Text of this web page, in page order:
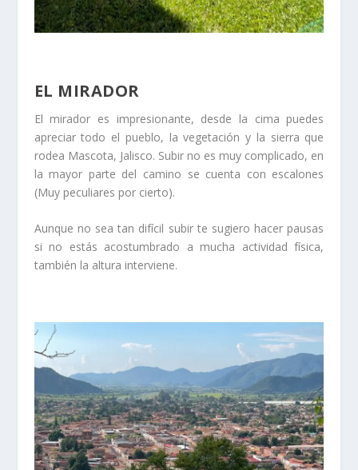
EL MIRADOR
El mirador es impresionante, desde la cima puedes
apreciar todo el pueblo, la vegetación y la sierra que
rodea Mascota, Jalisco. Subir no es muy complicado, en
la mayor parte del camino se cuenta con escalones
(Muy peculiares por cierto).
Aunque no sea tan difícil subir te sugiero hacer pausas
si no estás acostumbrado a mucha actividad física,
también la altura interviene.